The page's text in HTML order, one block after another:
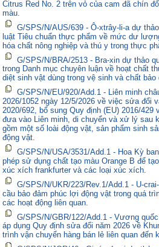
Citrus Red No. 2 trên vỏ của cam đã chín
màu.
G/SPS/N/AUS/639 - Ô-xtrây-li-a dự
luật Tiêu chuẩn thực phẩm về mức dư
hóa chất nông nghiệp và thú y trong thực
G/SPS/N/BRA/2513 - Bra-xin dự thảo
trong Danh mục chuyên luận về hoạt chất
diệt sinh vật dùng trong vệ sinh và chất bảo
G/SPS/N/EU/920/Add.1 - Liên minh
2026/1052 ngày 12/5/2026 về việc sửa đổi
2020/692, bổ sung Quy định (EU) 2016/
đưa vào Liên minh, di chuyển và xử lý sau
gồm một số loài động vật, sản phẩm sinh
động vật.
G/SPS/N/USA/3531/Add.1 - Hoa Kỳ
phép sử dụng chất tạo màu Orange B để
xúc xích frankfurter và các loại xúc xích.
G/SPS/N/UKR/223/Rev.1/Add.1 - U-
cầu bảo đảm phúc lợi động vật trong quá
các hoạt động liên quan.
G/SPS/N/GBR/122/Add.1 - Vương
áp dụng Quy định sửa đổi năm 2026 về
trình vận chuyển hàng bán lẻ liên quan đến